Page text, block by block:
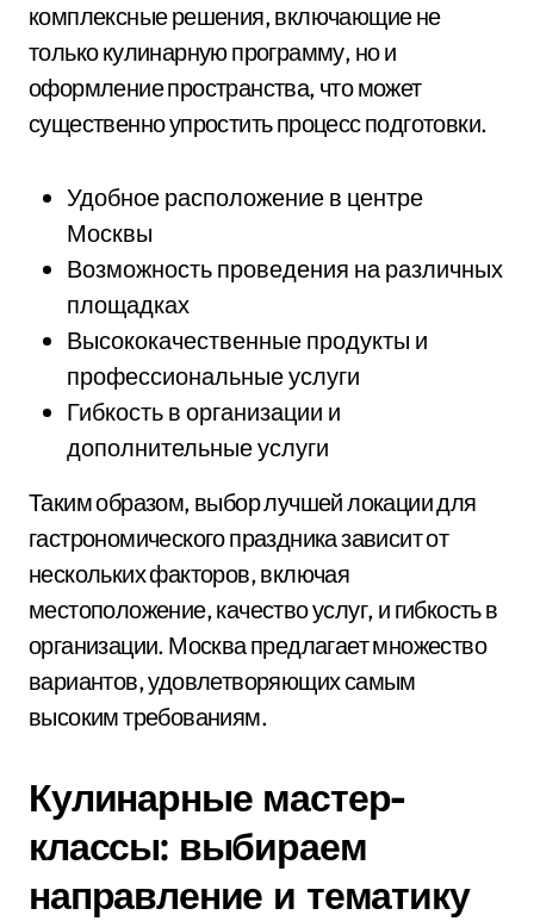
комплексные решения, включающие не
только кулинарную программу, но и
оформление пространства, что может
существенно упростить процесс подготовки.
Удобное расположение в центре
Москвы
Возможность проведения на различных
площадках
Высококачественные продукты и
профессиональные услуги
Гибкость в организации и
дополнительные услуги
Таким образом, выбор лучшей локации для
гастрономического праздника зависит от
нескольких факторов, включая
местоположение, качество услуг, и гибкость в
организации. Москва предлагает множество
вариантов, удовлетворяющих самым
высоким требованиям.
Кулинарные мастер-
классы: выбираем
направление и тематику